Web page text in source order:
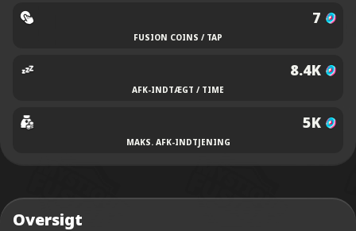
7
FUSION COINS / TAP
8.4K
AFK-INDTÆGT / TIME
5K
MAKS. AFK-INDTJENING
Oversigt